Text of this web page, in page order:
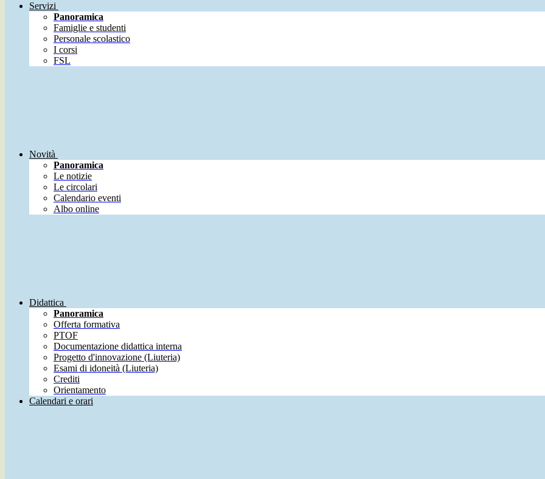
Servizi
Panoramica
Famiglie e studenti
Personale scolastico
I corsi
FSL
Novità
Panoramica
Le notizie
Le circolari
Calendario eventi
Albo online
Didattica
Panoramica
Offerta formativa
PTOF
Documentazione didattica interna
Progetto d'innovazione (Liuteria)
Esami di idoneità (Liuteria)
Crediti
Orientamento
Calendari e orari